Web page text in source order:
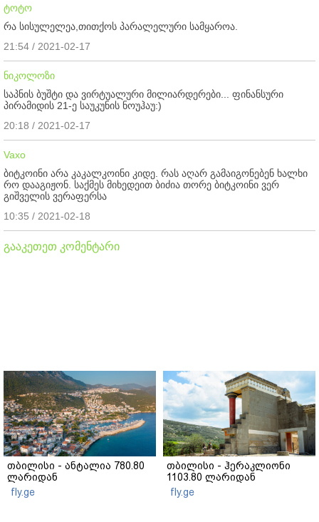
ტოტო
რა სისულელეა,თითქოს პარალელური სამყაროა.
21:54 / 2021-02-17
ნიკოლოზი
საპნის ბუშტი და ვირტუალური მილიარდერები... ფინანსური
პირამიდის 21-ე საუკუნის ნოუჰაუ:)
20:18 / 2021-02-17
Vaxo
ბიტკოინი არა კაკალკოინი კიდე. რას აღარ გამაიგონებენ ხალხი
რო დააგიჟონ. საქმეს მიხედეით ბიძია თორე ბიტკოინი ვერ
გიშველის ვერაფერსა
10:35 / 2021-02-18
გააკეთეთ კომენტარი
თბილისი - ანტალია 780.80
ლარიდან
fly.ge
თბილისი - ჰერაკლიონი
1103.80 ლარიდან
fly.ge